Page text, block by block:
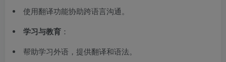
使用翻译功能协助跨语言沟通。
学习与教育 ：
帮助学习外语，提供翻译和语法。